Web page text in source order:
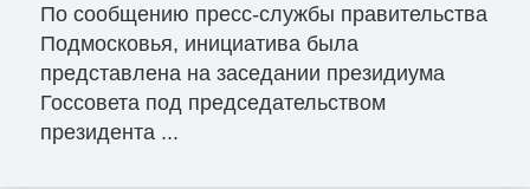
По сообщению пресс-службы правительства
Подмосковья, инициатива была
представлена на заседании президиума
Госсовета под председательством
президента ...